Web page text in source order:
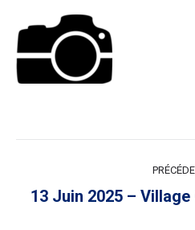
ARTICLE
13 Juin 2025 –